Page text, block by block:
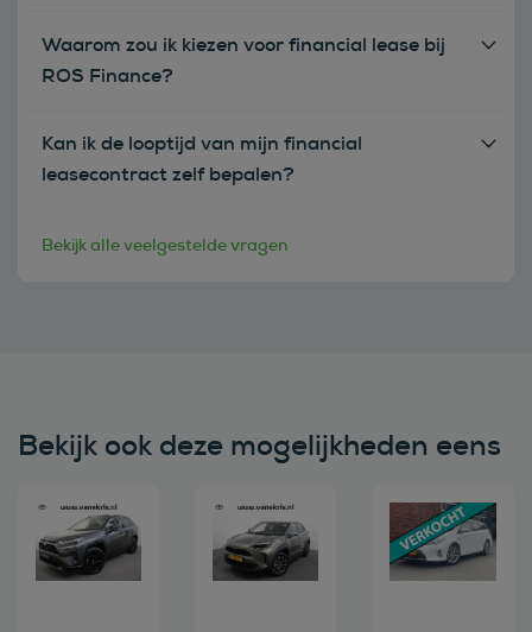
Waarom zou ik kiezen voor financial lease bij
ROS Finance?
Kan ik de looptijd van mijn financial
leasecontract zelf bepalen?
Bekijk alle veelgestelde vragen
Bekijk ook deze mogelijkheden eens
Bekijk deze auto Bekijk deze auto Bekijk deze